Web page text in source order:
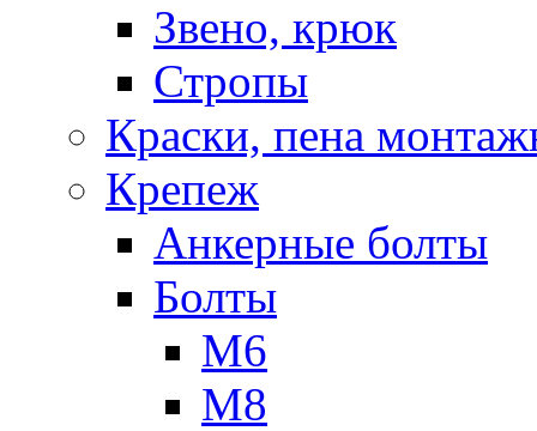
Звено, крюк
Стропы
Краски, пена
Крепеж
Анкерные болты
Болты
М6
М8